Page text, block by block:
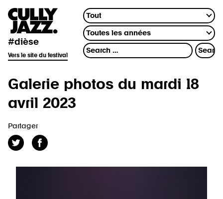
#dièse
Vers le site du festival
Galerie photos du mardi 18
avril 2023
Partager